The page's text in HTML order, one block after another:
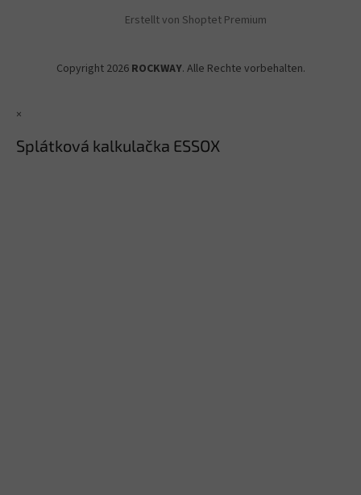
Erstellt von Shoptet Premium
Copyright 2026 ROCKWAY. Alle Rechte vorbehalten.
×
Splátková kalkulačka ESSOX